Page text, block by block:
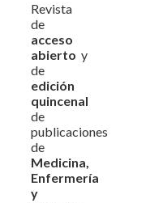
Revista
de
acceso
abierto y
de
edición
quincenal
de
publicaciones
de
Medicina,
Enfermería
y